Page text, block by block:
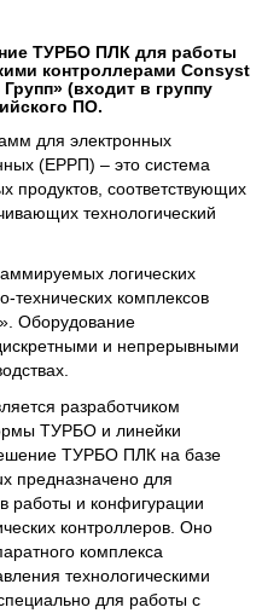
ТУРБО ПЛК для работы
контроллерами Consyst
(входит в группу
ПО.
для электронных
(ЕРРП) – это система
продуктов, соответствующих
технологический
логических
технических комплексов
Оборудование
и непрерывными
разработчиком
ТУРБО и линейки
ТУРБО ПЛК на базе
предназначено для
работы и конфигурации
контроллеров. Оно
комплекса
технологическими
для работы с